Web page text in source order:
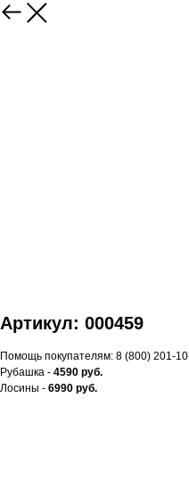
Артикул: 000459
Помощь покупателям: 8 (800) 201-
Рубашка - 4590 руб.
Лосины - 6990 руб.